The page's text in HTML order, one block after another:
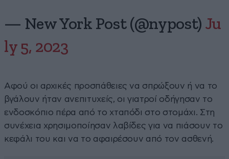
— New York Post (@nypost) Ju
ly 5, 2023
Αφού οι αρχικές προσπάθειες να σπρώξουν ή να το
βγάλουν ήταν ανεπιτυχείς, οι γιατροί οδήγησαν το
ενδοσκόπιο πέρα από το χταπόδι στο στομάχι. Στη
συνέχεια χρησιμοποίησαν λαβίδες για να πιάσουν το
κεφάλι του και να το αφαιρέσουν από τον ασθενή.